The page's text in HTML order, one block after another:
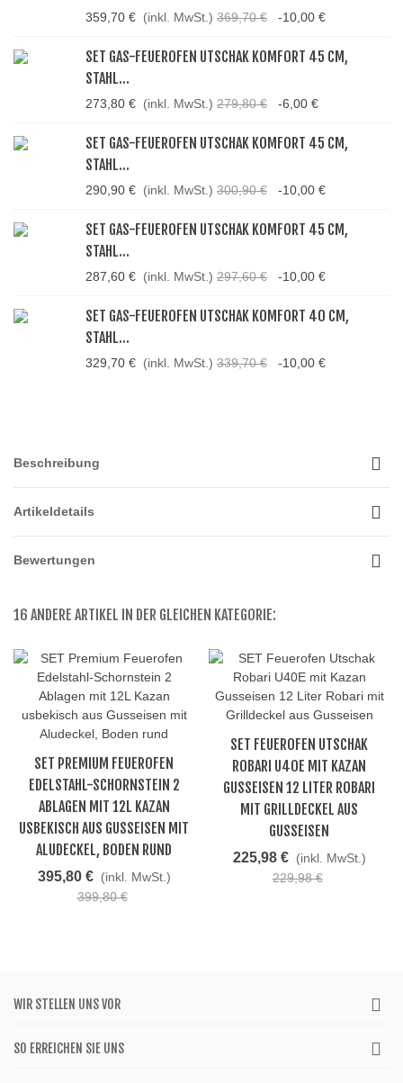
359,70 € (inkl. MwSt.) 369,70 € -10,00 €
SET GAS-FEUEROFEN UTSCHAK KOMFORT 45 CM,
STAHL...
273,80 € (inkl. MwSt.) 279,80 € -6,00 €
SET GAS-FEUEROFEN UTSCHAK KOMFORT 45 CM,
STAHL...
290,90 € (inkl. MwSt.) 300,90 € -10,00 €
SET GAS-FEUEROFEN UTSCHAK KOMFORT 45 CM,
STAHL...
287,60 € (inkl. MwSt.) 297,60 € -10,00 €
SET GAS-FEUEROFEN UTSCHAK KOMFORT 40 CM,
STAHL...
329,70 € (inkl. MwSt.) 339,70 € -10,00 €
Beschreibung
Artikeldetails
Bewertungen
16 ANDERE ARTIKEL IN DER GLEICHEN KATEGORIE:
SET PREMIUM FEUEROFEN
EDELSTAHL-SCHORNSTEIN 2
ABLAGEN MIT 12L KAZAN
USBEKISCH AUS GUSSEISEN MIT
ALUDECKEL, BODEN RUND
395,80 € (inkl. MwSt.)
399,80 €
SET FEUEROFEN UTSCHAK
ROBARI U40E MIT KAZAN
GUSSEISEN 12 LITER ROBARI
MIT GRILLDECKEL AUS
GUSSEISEN
225,98 € (inkl. MwSt.)
229,98 €
WIR STELLEN UNS VOR
SO ERREICHEN SIE UNS